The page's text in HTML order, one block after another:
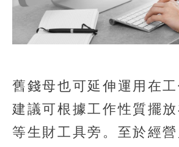
舊錢母也可延伸運用在
建議可根據工作性質擺
等生財工具旁。至於經